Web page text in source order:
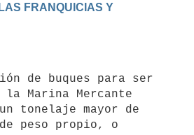
FRANQUICIAS Y
la Marina Mercante
tonelaje mayor de
peso propio, o